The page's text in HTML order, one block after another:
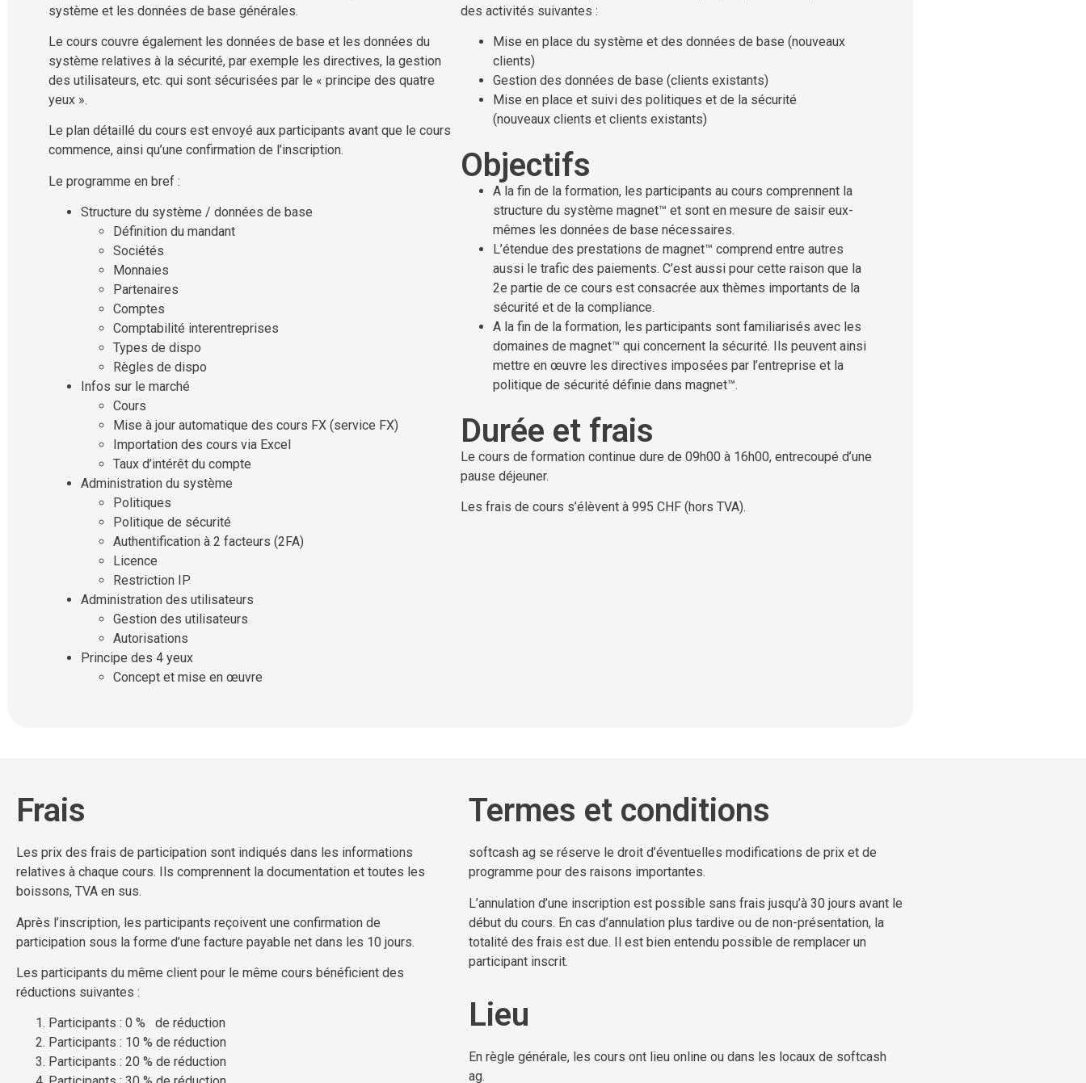
système et les données de base générales.
Le cours couvre également les données de base et les données du
système relatives à la sécurité, par exemple les directives, la gestion
des utilisateurs, etc. qui sont sécurisées par le « principe des quatre
yeux ».
Le plan détaillé du cours est envoyé aux participants avant que le cours
commence, ainsi qu’une confirmation de l’inscription.
Le programme en bref :
Structure du système / données de base
Définition du mandant
Sociétés
Monnaies
Partenaires
Comptes
Comptabilité interentreprises
Types de dispo
Règles de dispo
Infos sur le marché
Cours
Mise à jour automatique des cours FX (service FX)
Importation des cours via Excel
Taux d’intérêt du compte
Administration du système
Politiques
Politique de sécurité
Authentification à 2 facteurs (2FA)
Licence
Restriction IP
Administration des utilisateurs
Gestion des utilisateurs
Autorisations
Principe des 4 yeux
Concept et mise en œuvre
des activités suivantes :
Mise en place du système et des données de base (nouveaux
clients)
Gestion des données de base (clients existants)
Mise en place et suivi des politiques et de la sécurité
(nouveaux clients et clients existants)
Objectifs
A la fin de la formation, les participants au cours comprennent la
structure du système magnet™ et sont en mesure de saisir eux-
mêmes les données de base nécessaires.
L’étendue des prestations de magnet™ comprend entre autres
aussi le trafic des paiements. C’est aussi pour cette raison que la
2e partie de ce cours est consacrée aux thèmes importants de la
sécurité et de la compliance.
A la fin de la formation, les participants sont familiarisés avec les
domaines de magnet™ qui concernent la sécurité. Ils peuvent ainsi
mettre en œuvre les directives imposées par l’entreprise et la
politique de sécurité définie dans magnet™.
Durée et frais
Le cours de formation continue dure de 09h00 à 16h00, entrecoupé d’une
pause déjeuner.
Les frais de cours s’élèvent à 995 CHF (hors TVA).
Frais
Les prix des frais de participation sont indiqués dans les informations
relatives à chaque cours. Ils comprennent la documentation et toutes les
boissons, TVA en sus.
Après l’inscription, les participants reçoivent une confirmation de
participation sous la forme d’une facture payable net dans les 10 jours.
Les participants du même client pour le même cours bénéficient des
réductions suivantes :
Participants : 0 % de réduction
Participants : 10 % de réduction
Participants : 20 % de réduction
Termes et conditions
softcash ag se réserve le droit d’éventuelles modifications de prix et de
programme pour des raisons importantes.
L’annulation d’une inscription est possible sans frais jusqu’à 30 jours avant le
début du cours. En cas d’annulation plus tardive ou de non-présentation, la
totalité des frais est due. Il est bien entendu possible de remplacer un
participant inscrit.
Lieu
En règle générale, les cours ont lieu online ou dans les locaux de softcash
ag.